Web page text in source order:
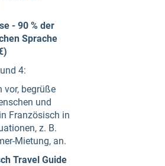
- 90 % der
Sprache
4:
vor, begrüße
und
Französisch in
z. B.
Mietung, an.
Travel Guide